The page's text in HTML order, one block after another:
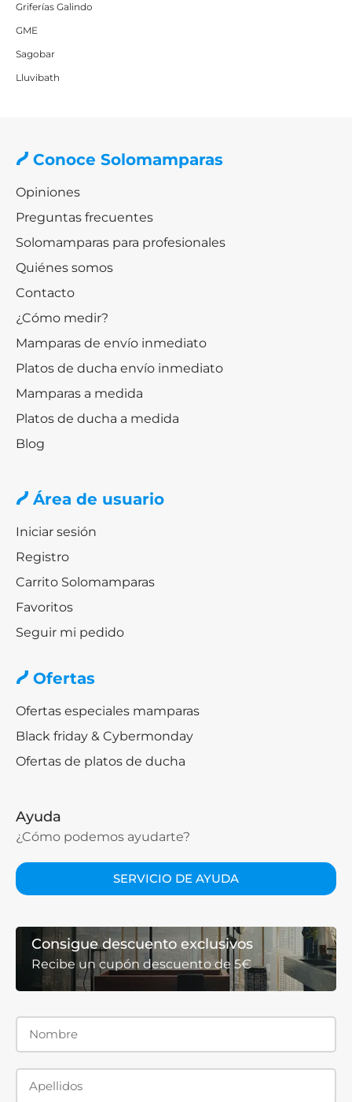
Griferías Galindo
GME
Sagobar
Lluvibath
Conoce Solomamparas
Opiniones
Preguntas frecuentes
Solomamparas para profesionales
Quiénes somos
Contacto
¿Cómo medir?
Mamparas de envío inmediato
Platos de ducha envío inmediato
Mamparas a medida
Platos de ducha a medida
Blog
Área de usuario
Iniciar sesión
Registro
Carrito Solomamparas
Favoritos
Seguir mi pedido
Ofertas
Ofertas especiales mamparas
Black friday & Cybermonday
Ofertas de platos de ducha
Ayuda
¿Cómo podemos ayudarte?
SERVICIO DE AYUDA
Consigue descuento exclusivos
Recibe un cupón descuento de 5€